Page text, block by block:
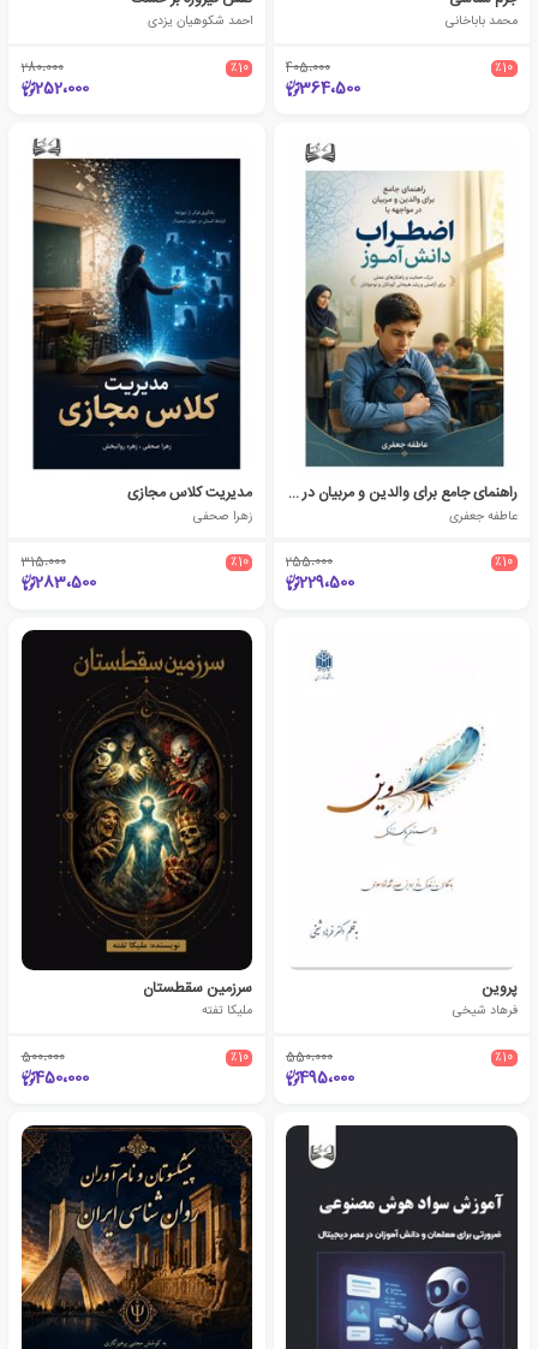
محمد باباخانی
٪10 405،000
364،500
احمد شکوهیان یزدی
٪10 280،000
252،000
راهنمای جامع برای والدین و مربیان در مواجهه با اضطراب دانش آموز
عاطفه جعفری
٪10 255،000
229،500
مدیریت کلاس مجازی
زهرا صحفی
٪10 315،000
283،500
پروین
فرهاد شیخی
٪10 550،000
495،000
سرزمین سقطستان
ملیکا تفته
٪10 500،000
450،000